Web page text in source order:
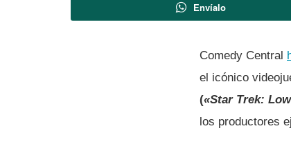
Envíalo
Comedy Central
el icónico
(«Star Trek:
los productores